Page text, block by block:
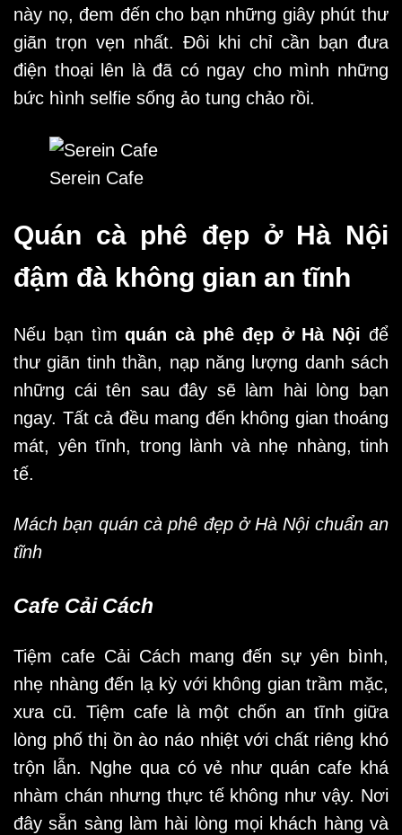
này nọ, đem đến cho bạn những giây phút thư
giãn trọn vẹn nhất. Đôi khi chỉ cần bạn đưa
điện thoại lên là đã có ngay cho mình những
bức hình selfie sống ảo tung chảo rồi.
Serein Cafe
Quán cà phê đẹp ở Hà Nội
đậm đà không gian an tĩnh
Nếu bạn tìmquán cà phê đẹp ở Hà Nộiđể
thư giãn tinh thần, nạp năng lượng danh sách
những cái tên sau đây sẽ làm hài lòng bạn
ngay. Tất cả đều mang đến không gian thoáng
mát, yên tĩnh, trong lành và nhẹ nhàng, tinh
tế.
Mách bạn quán cà phê đẹp ở Hà Nội chuẩn an
tĩnh
Cafe Cải Cách
Tiệm cafe Cải Cách mang đến sự yên bình,
nhẹ nhàng đến lạ kỳ với không gian trầm mặc,
xưa cũ. Tiệm cafe là một chốn an tĩnh giữa
lòng phố thị ồn ào náo nhiệt với chất riêng khó
trộn lẫn. Nghe qua có vẻ như quán cafe khá
nhàm chán nhưng thực tế không như vậy. Nơi
đây sẵn sàng làm hài lòng mọi khách hàng và